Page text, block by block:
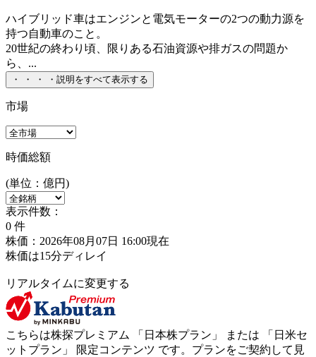
ハイブリッド車はエンジンと電気モーターの2つの動力源を
持つ自動車のこと。
20世紀の終わり頃、限りある石油資源や排ガスの問題か
ら、...
・ ・ ・ ・ 説明をすべて表示する
市場
時価総額
(単位：億円)
表示件数：
0 件
株価：2026年08月07日 16:00現在
株価は15分ディレイ
リアルタイムに変更する
こちらは株探プレミアム 「 日本株プラン 」 または 「 日米セ
ットプラン 」 限定コンテンツ です。プランをご契約して見